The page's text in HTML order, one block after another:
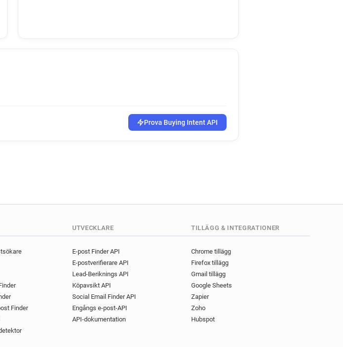
Prova Buying Intent API
Finder
UTVECKLARE
E-post Finder API
E-postverifierare API
Lead-Beriknings API
Köpavsikt API
Social Email Finder API
Engångs e-post-API
API-dokumentation
TILLÄGG & INTEGRATIONER
Chrome tillägg
Firefox tillägg
Gmail tillägg
Google Sheets
Zapier
Zoho
Hubspot